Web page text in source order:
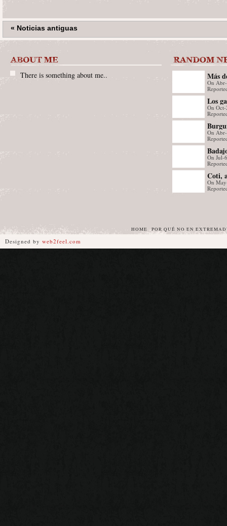
« Noticias antiguas
There is something about me..
Más
On
Los
hoy
On
de la
On
On Jul-
Coti,
On
HOME POR QUÉ NO EN
Designed by web2feel.com